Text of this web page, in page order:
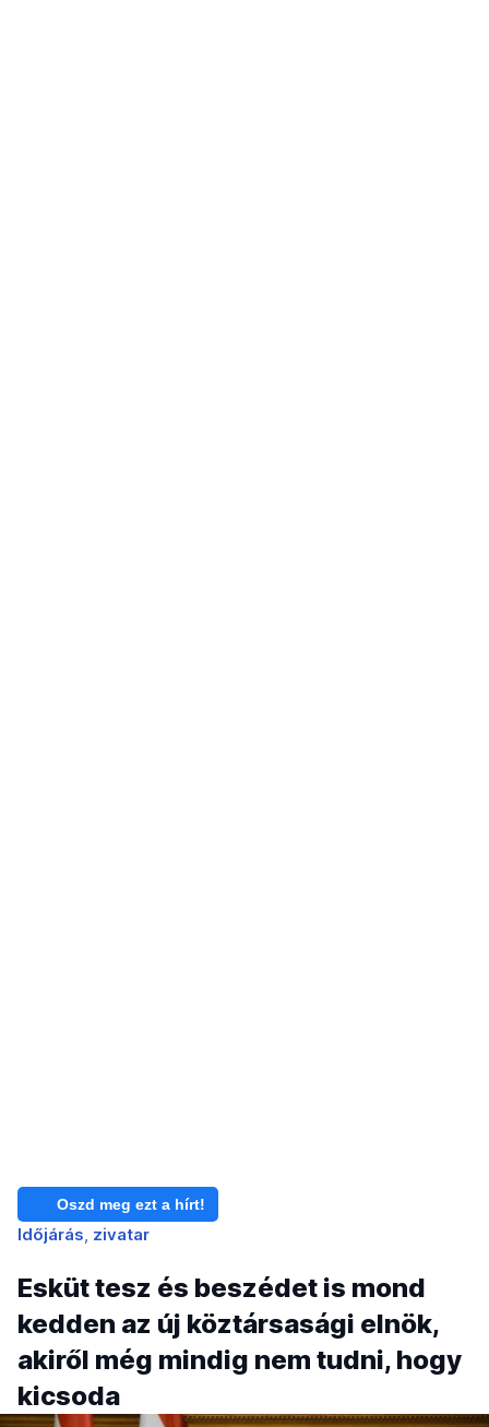
Oszd meg ezt a hírt!
Időjárás zivatar
Esküt tesz és beszédet is mond
kedden az új köztársasági elnök,
akiről még mindig nem tudni, hogy
kicsoda